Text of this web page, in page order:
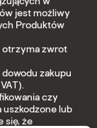
jest możliwy
Produktów
otrzyma zwrot
zakupu
czy
uszkodzone lub
się, że